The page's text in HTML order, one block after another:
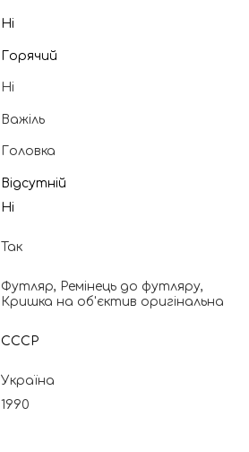
Ні
Горячий
Ні
Важіль
Головка
Відсутній
Ні
Так
Футляр, Ремінець до футляру,
Кришка на об'єктив оригінальна
СССР
Україна
1990